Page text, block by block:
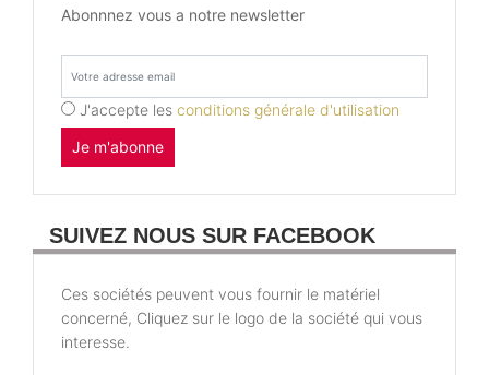
Abonnnez vous a notre newsletter
J'accepte les conditions générale d'utilisation
Je m'abonne
SUIVEZ NOUS SUR FACEBOOK
Ces sociétés peuvent vous fournir le matériel
concerné, Cliquez sur le logo de la société qui vous
interesse.